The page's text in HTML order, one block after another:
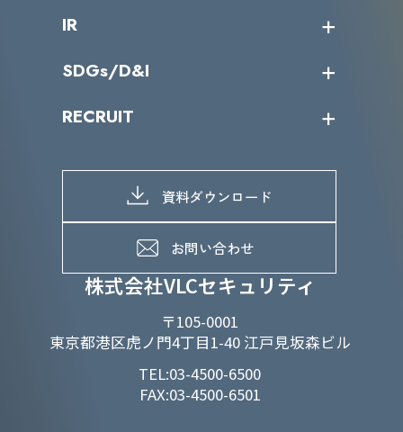
株式会社VLCセキュリティ
〒105-0001
東京都港区虎ノ門4丁目1-40 江戸見坂森ビル
TEL:03-4500-6500
FAX:03-4500-6501
パートナー企業一覧
カテゴリー別サービス一覧
IR
IRカレンダー
IRライブラリー
よくあるご質問
SDGs/D&I
当グループのマテリアリティ
SDGs推進体制
D&Iの取り組み
RECRUIT
募集職種一覧
メッセージ
メンバーインタビュー
資料ダウンロード
お問い合わせ